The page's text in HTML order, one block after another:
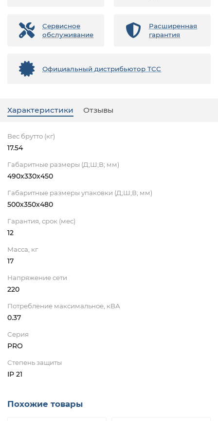
Сервисное
обслуживание
Расширенная
гарантия
Официальный дистрибьютор ТСС
Характеристики Отзывы
Вес брутто (кг)
17.54
Габаритные размеры (Д;Ш;В; мм)
490х330х450
Габаритные размеры упаковки (Д;Ш;В; мм)
500х350х480
Гарантия, срок (мес)
12
Масса, кг
17
Напряжение сети
220
Потребление максимальное, кВА
0.37
Серия
PRO
Степень защиты
IP 21
Похожие товары